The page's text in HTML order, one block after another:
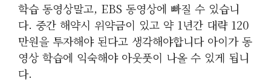
학습 동영상말고, EBS 동영상에 빠질 수 있습니
다. 중간 해약시 위약금이 있고 약 1년간 대략 120
만원을 투자해야 된다고 생각해야합니다 아이가 동
영상 학습에 익숙해야 아웃풋이 나올 수 있게 됩니
다.